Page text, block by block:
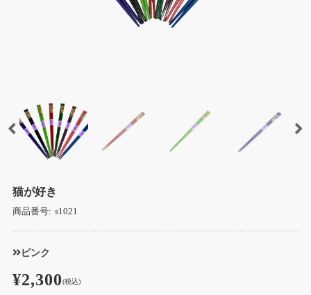
猫が好き
商品番号: s1021
ピンク
¥2,300(税込)